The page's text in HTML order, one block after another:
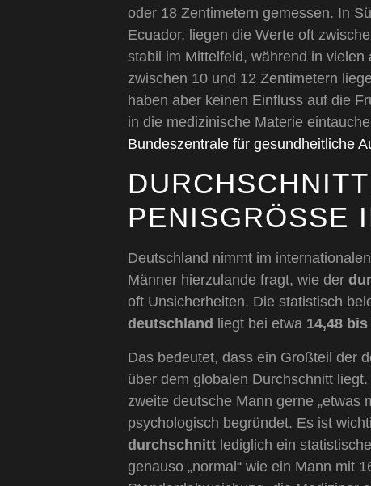
oder 18 Zentimetern gemessen. In
Ecuador, liegen die Werte oft
stabil im Mittelfeld, während in
zwischen 10 und 12 Zentimetern
haben aber keinen Einfluss auf die
in die medizinische Materie
Bundeszentrale für gesundheitliche
PENISGRÖSSE
Deutschland nimmt im
Männer hierzulande fragt, wie der
oft Unsicherheiten. Die statistisch
deutschland
liegt bei etwa 14,48
Das bedeutet, dass ein Großteil der
über dem globalen Durchschnitt
zweite deutsche Mann gerne „etwas
psychologisch begründet. Es ist
durchschnitt lediglich ein
genauso „normal“ wie ein Mann mit